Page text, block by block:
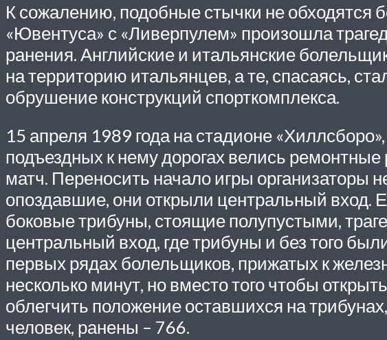
К сожалению, подобные стычки не обходятся
«Ювентуса» с «Ливерпулем» произошла
ранения. Английские и итальянские
на территорию итальянцев, а те, спасаясь,
обрушение конструкций спорткомплекса.
15 апреля 1989 года на стадионе
подъездных к нему дорогах велись
матч. Переносить начало игры организаторы
опоздавшие, они открыли центральный вход.
боковые трибуны, стоящие полупустыми,
центральный вход, где трибуны и без того
первых рядах болельщиков, прижатых к
несколько минут, но вместо того чтобы
облегчить положение оставшихся на
человек, ранены – 766.